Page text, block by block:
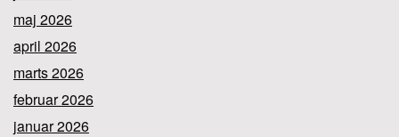
maj 2026
april 2026
marts 2026
februar 2026
januar 2026